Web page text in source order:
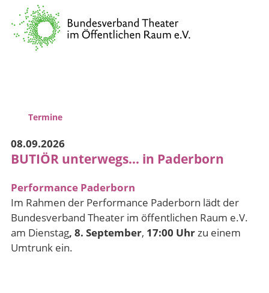
Verband
Vernetzung & Kommunikation
Termine
08.09.2026
BUTIÖR unterwegs… in Paderborn
Performance Paderborn
Im Rahmen der Performance Paderborn lädt der
Bundesverband Theater im öffentlichen Raum e.V.
am Dienstag, 8. September, 17:00 Uhrzu einem
Umtrunk ein.